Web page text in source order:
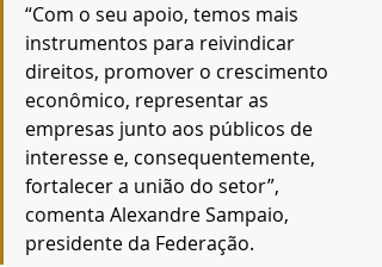
“Com o seu apoio, temos mais
instrumentos para reivindicar
direitos, promover o crescimento
econômico, representar as
empresas junto aos públicos de
interesse e, consequentemente,
fortalecer a união do setor”,
comenta Alexandre Sampaio,
presidente da Federação.